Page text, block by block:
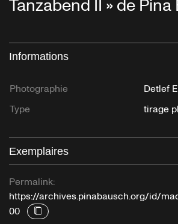
Tanzabend II » de
Informations
Photographie
Detlef
Type
tirage
Exemplaires
Permalink:
https://archives.pinabausch.org/id/
00